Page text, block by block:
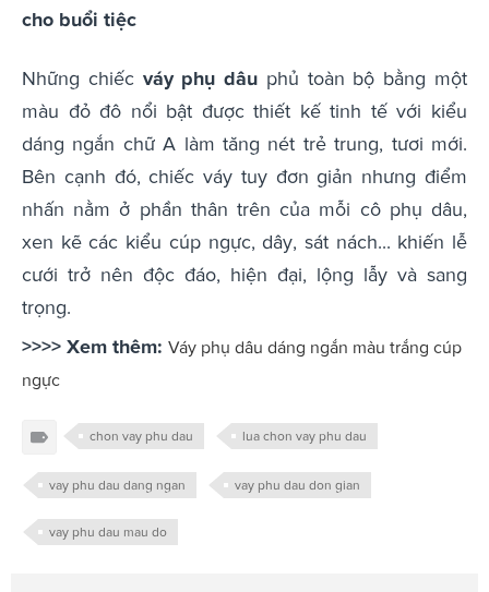
cho buổi tiệc
Những chiếcváy phụ dâu phủ toàn bộ bằng một
màu đỏ đô nổi bật được thiết kế tinh tế với kiểu
dáng ngắn chữ A làm tăng nét trẻ trung, tươi mới.
Bên cạnh đó, chiếc váy tuy đơn giản nhưng điểm
nhấn nằm ở phần thân trên của mỗi cô phụ dâu,
xen kẽ các kiểu cúp ngực, dây, sát nách... khiến lễ
cưới trở nên độc đáo, hiện đại, lộng lẫy và sang
trọng.
>>>> Xem thêm: Váy phụ dâu dáng ngắn màu trắng cúp
ngực
chon vay phu dau lua chon vay phu dau
vay phu dau dang ngan vay phu dau don gian
vay phu dau mau do